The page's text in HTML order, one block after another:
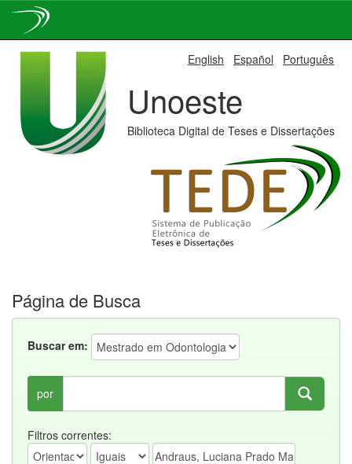
English Español Português
Unoeste
Biblioteca Digital de Teses e Dissertações
Página de Busca
Buscar em:
por
Filtros correntes: